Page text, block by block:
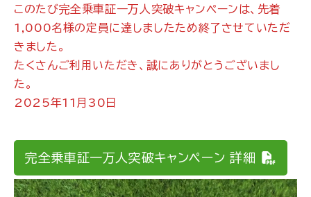
このたび完全乗車証一万人突破キャンペーンは、先着
1,000名様の定員に達しましたため終了させていただ
きました。
たくさんご利用いただき、誠にありがとうございまし
た。
2025年11月30日
完全乗車証一万人突破キャンペーン 詳細